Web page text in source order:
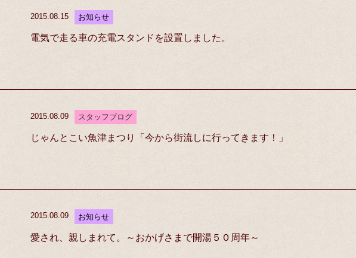
2015.08.15 お知らせ
電気で走る車の充電スタンドを設置しました。
2015.08.09 スタッフブログ
じゃんとこい魚津まつり「今から街流しに行ってきます！」
2015.08.09 お知らせ
愛され、親しまれて。～おかげさまで開湯５０周年～